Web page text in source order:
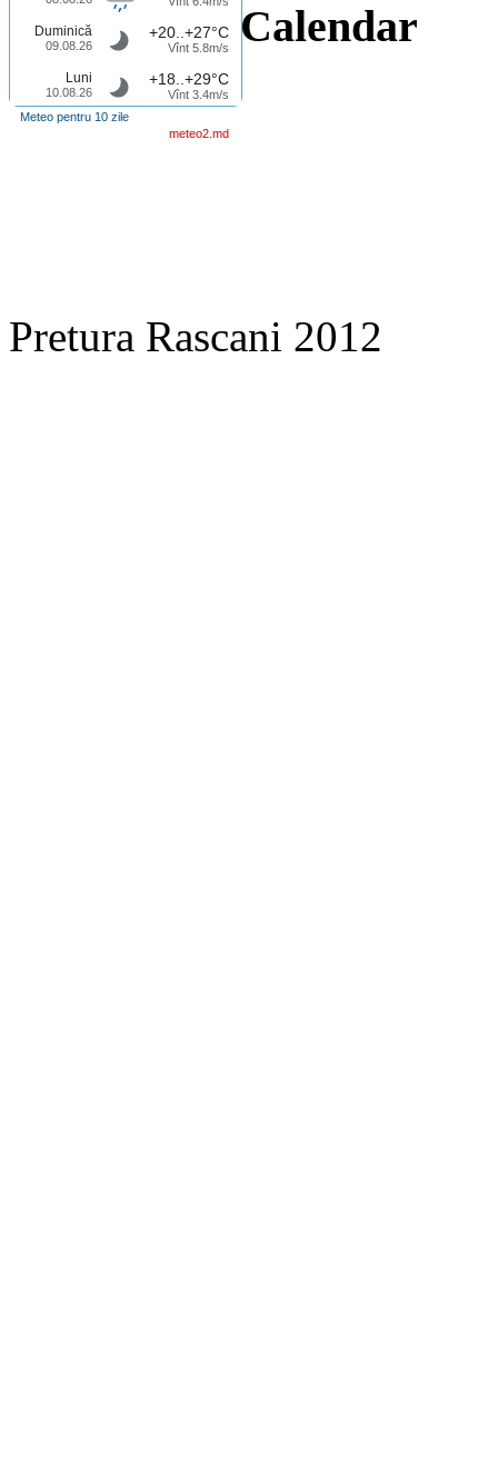
Duminică
09.08.26
+20..+27°C
Vînt 5.8m/s
Luni
10.08.26
+18..+29°C
Vînt 3.4m/s
Meteo pentru 10 zile
meteo2.md
Calendar
Pretura Rascani 2012